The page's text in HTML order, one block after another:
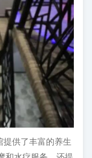
提供了丰富的养生